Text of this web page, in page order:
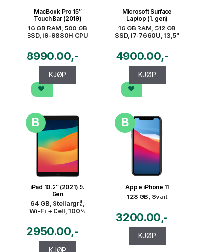
MacBook Pro 15″
Touch Bar (2019)
16 GB RAM, 500 GB
SSD, i9-9880H CPU
8990.00
KJØP
Microsoft Surface
Laptop (1. gen)
16 GB RAM, 512 GB
SSD, i7-7660U, 13,5"
4900.00
KJØP
B
iPad 10.2″ (2021) 9.
Gen
64 GB, Stellargrå,
Wi-Fi + Cell, 100%
2950.00
KJØP
B
Apple iPhone 11
128 GB, Svart
3200.00
KJØP